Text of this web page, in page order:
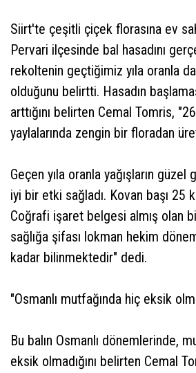
Siirt'te çeşitli çiçek florasına ev
Pervari ilçesinde bal hasadını
rekoltenin geçtiğimiz yıla oranla
olduğunu belirtti. Hasadın
arttığını belirten Cemal Tomris,
yaylalarında zengin bir floradan
Geçen yıla oranla yağışların
iyi bir etki sağladı. Kovan başı 25
Coğrafi işaret belgesi almış olan
sağlığa şifası lokman hekim
kadar bilinmektedir" dedi.
"Osmanlı mutfağında hiç eksik
Bu balın Osmanlı dönemlerinde,
eksik olmadığını belirten Cemal